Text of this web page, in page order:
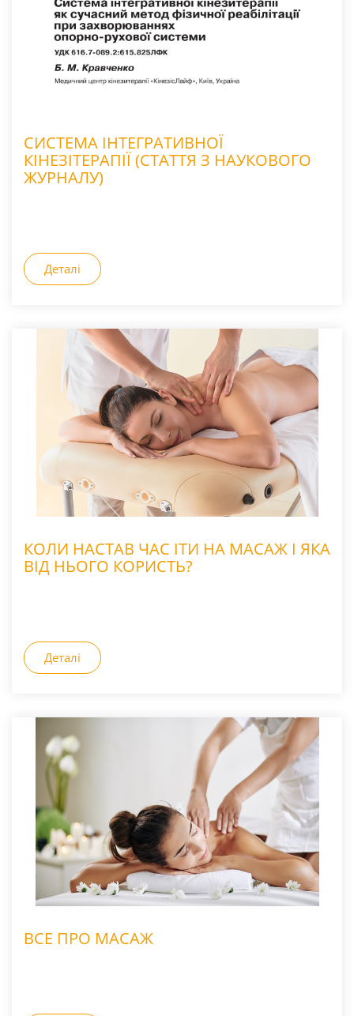
СИСТЕМА ІНТЕГРАТИВНОЇ
КІНЕЗІТЕРАПІЇ (СТАТТЯ З НАУКОВОГО
ЖУРНАЛУ)
Деталі
КОЛИ НАСТАВ ЧАС ІТИ НА МАСАЖ І ЯКА
ВІД НЬОГО КОРИСТЬ?
Деталі
ВСЕ ПРО МАСАЖ